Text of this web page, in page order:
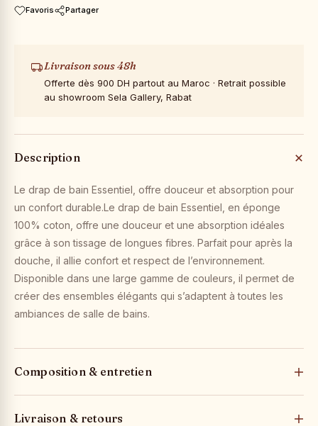
Favoris Partager
Livraison sous 48h
Offerte dès 900 DH partout au Maroc · Retrait possible
au showroom Sela Gallery, Rabat
Description
Le drap de bain Essentiel, offre douceur et absorption pour
un confort durable.Le drap de bain Essentiel, en éponge
100% coton, offre une douceur et une absorption idéales
grâce à son tissage de longues fibres. Parfait pour après la
douche, il allie confort et respect de l’environnement.
Disponible dans une large gamme de couleurs, il permet de
créer des ensembles élégants qui s’adaptent à toutes les
ambiances de salle de bains.
Composition & entretien
Livraison & retours